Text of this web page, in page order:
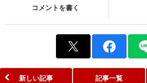
コメントを書く
新しい記事 記事一覧